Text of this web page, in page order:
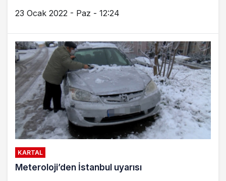
23 Ocak 2022 - Paz - 12:24
KARTAL
Meteroloji’den İstanbul uyarısı